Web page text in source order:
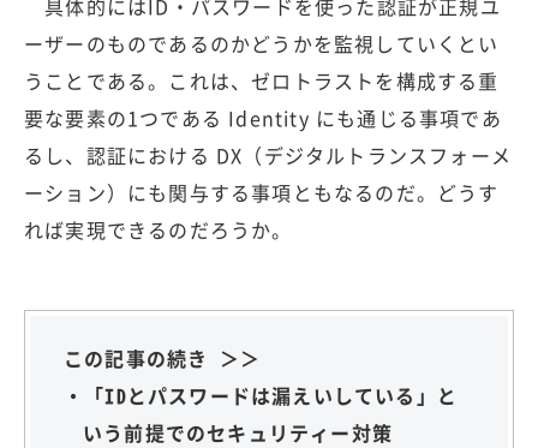
ーザーのものであるのかどうかを監視していくとい
うことである。これは、ゼロトラストを構成する重
要な要素の1つである Identity にも通じる事項であ
るし、認証における DX（デジタルトランスフォーメ
ーション）にも関与する事項ともなるのだ。どうす
れば実現できるのだろうか。
この記事の続き ＞＞
・「IDとパスワードは漏えいしている」と
いう前提でのセキュリティー対策